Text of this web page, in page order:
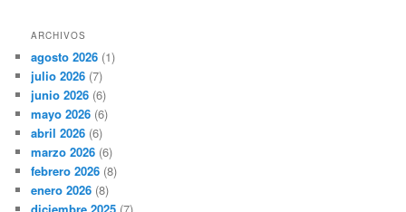
ARCHIVOS
agosto 2026 (1)
julio 2026 (7)
junio 2026 (6)
mayo 2026 (6)
abril 2026 (6)
marzo 2026 (6)
febrero 2026 (8)
enero 2026 (8)